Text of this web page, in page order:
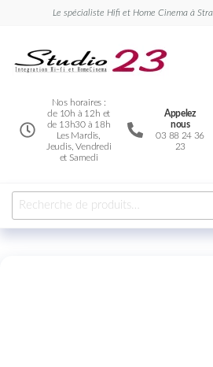
Le spécialiste Hifi et Home Cinema à
Nos horaires :
de 10h à 12h et
de 13h30 à 18h
Les Mardis,
Jeudis, Vendredi
et Samedi
Appelez
nous
03 88 24 36
23